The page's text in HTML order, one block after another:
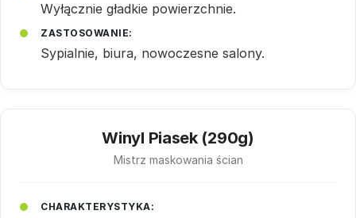
Wyłącznie gładkie powierzchnie.
ZASTOSOWANIE:
Sypialnie, biura, nowoczesne salony.
Winyl Piasek (290g)
Mistrz maskowania ścian
CHARAKTERYSTYKA: